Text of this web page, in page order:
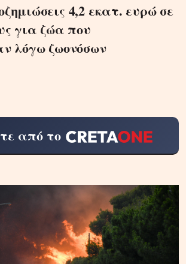
4,2 εκατ. ευρώ σε
για ζώα που
λόγω ζωονόσων
από το